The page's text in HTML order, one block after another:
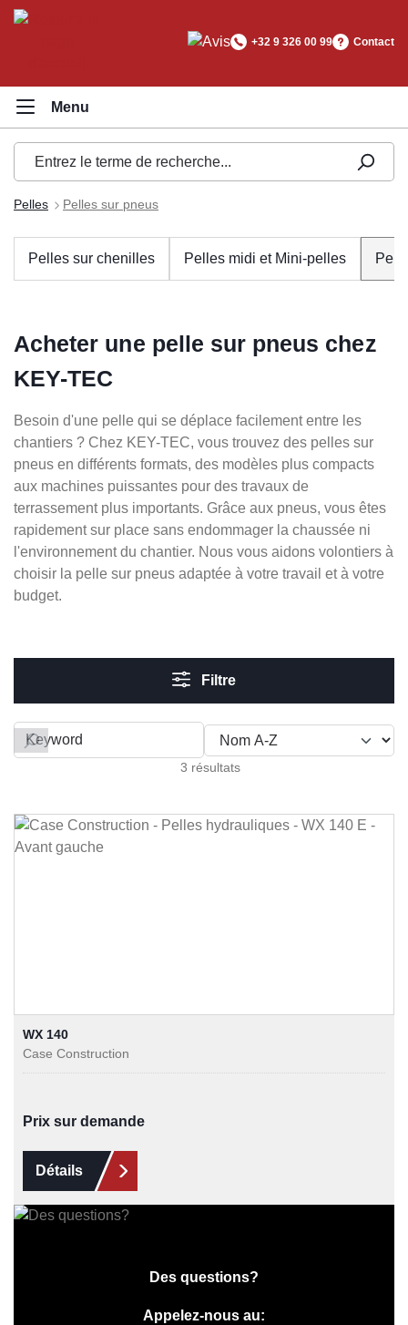
principal
+32 9 326 00 99 Contact
Pelles Pelles sur pneus
Pelles sur chenilles Pelles midi et Mini-pelles
Acheter une pelle sur pneus chez
KEY-TEC
Besoin d'une pelle qui se déplace facilement entre les
chantiers ? Chez KEY-TEC, vous trouvez des pelles sur
pneus en différents formats, des modèles plus compacts
aux machines puissantes pour des travaux de
terrassement plus importants. Grâce aux pneus, vous êtes
rapidement sur place sans endommager la chaussée ni
l'environnement du chantier. Nous vous aidons volontiers à
choisir la pelle sur pneus adaptée à votre travail et à votre
budget.
Filtre
3 résultats
Filter by
Des questions?
Appelez-nous au:
WX 140
Case Construction
Prix sur demande
Détails